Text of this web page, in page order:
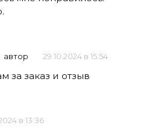
автор 29.10.2024 в 15:54
за заказ и отзыв
в 13:36